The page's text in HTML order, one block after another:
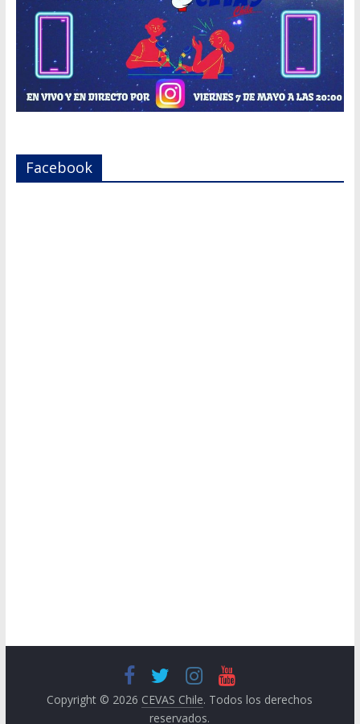
Facebook
Copyright © 2026 CEVAS Chile. Todos los derechos
reservados.